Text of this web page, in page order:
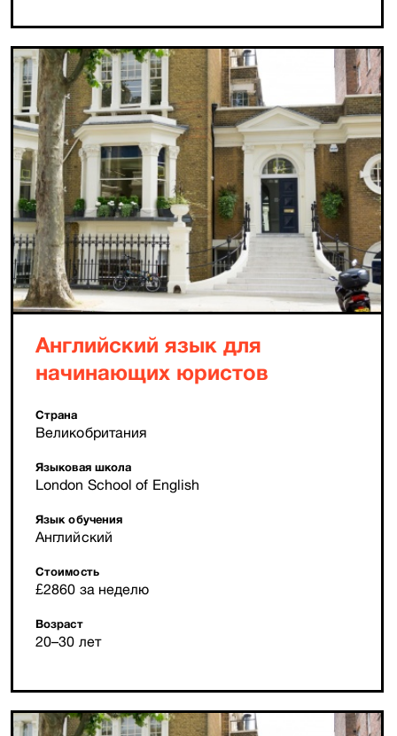
Английский язык для
начинающих юристов
Страна
Великобритания
Языковая школа
London School of English
Язык обучения
Английский
Стоимость
£2860 за неделю
Возраст
20–30 лет